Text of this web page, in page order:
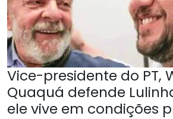
Vice-presidente do PT,
Quaquá defende
ele vive em condições